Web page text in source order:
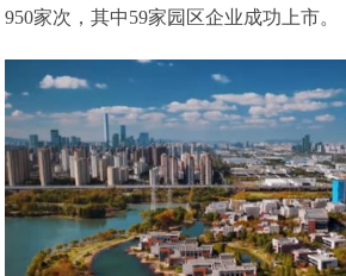
950家次，其中59家园区企业成功上市。